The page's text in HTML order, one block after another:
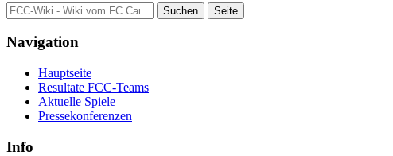
Navigation
Hauptseite
Resultate FCC-Teams
Aktuelle Spiele
Pressekonferenzen
Info